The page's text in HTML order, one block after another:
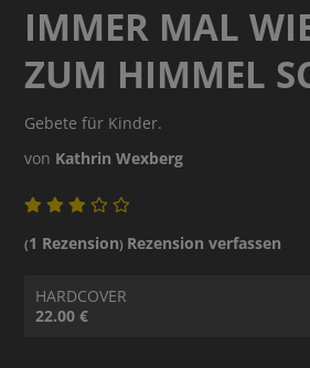
IMMER MAL
ZUM HIMMEL
Gebete für Kinder.
von Kathrin Wexberg
(1 Rezension) Rezension verfassen
HARDCOVER
22.00 €